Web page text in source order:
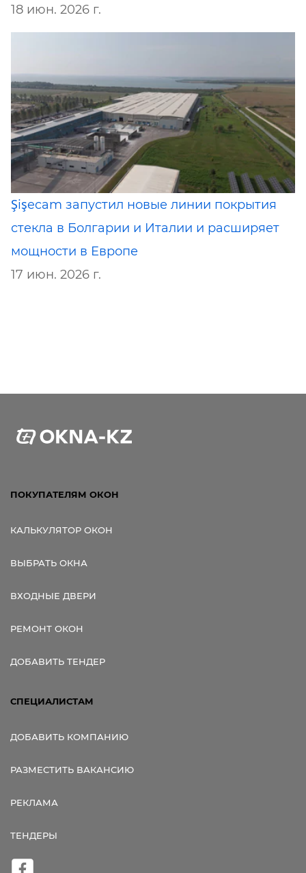
18 июн. 2026 г.
Şişecam запустил новые линии покрытия
стекла в Болгарии и Италии и расширяет
мощности в Европе
17 июн. 2026 г.
ПОКУПАТЕЛЯМ ОКОН
КАЛЬКУЛЯТОР ОКОН
ВЫБРАТЬ ОКНА
ВХОДНЫЕ ДВЕРИ
РЕМОНТ ОКОН
ДОБАВИТЬ ТЕНДЕР
СПЕЦИАЛИСТАМ
ДОБАВИТЬ КОМПАНИЮ
РАЗМЕСТИТЬ ВАКАНСИЮ
РЕКЛАМА
ТЕНДЕРЫ